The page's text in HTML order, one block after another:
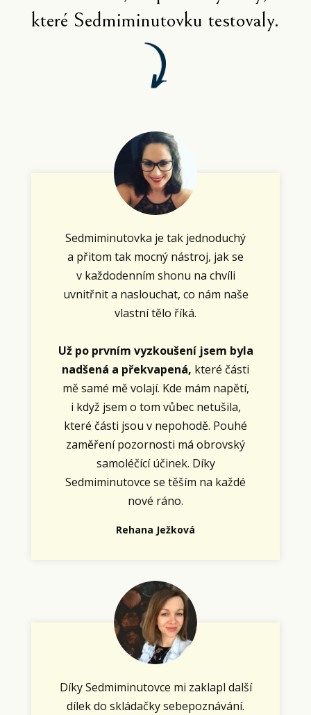
které Sedmiminutovku testovaly.
Sedmiminutovka je tak jednoduchý
a přitom tak mocný nástroj, jak se
v každodenním shonu na chvíli
uvnitřnit a naslouchat, co nám naše
vlastní tělo říká.
Už po prvním vyzkoušení jsem byla
nadšená a překvapená, které části
mě samé mě volají. Kde mám napětí,
i když jsem o tom vůbec netušila,
které části jsou v nepohodě. Pouhé
zaměření pozornosti má obrovský
samoléčící účinek. Díky
Sedmiminutovce se těším na každé
nové ráno.
Rehana Ježková
Díky Sedmiminutovce mi zaklapl další
dílek do skládačky sebepoznávání.